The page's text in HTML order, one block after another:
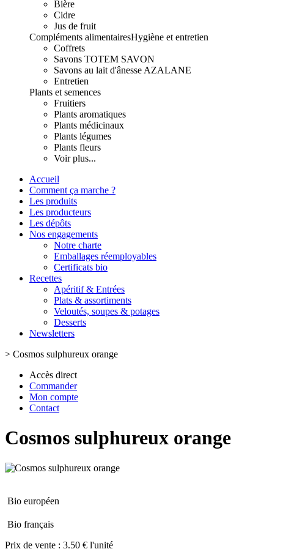
Bière
Cidre
Jus de fruit
Compléments alimentairesHygiène et entretien
Coffrets
Savons TOTEM SAVON
Savons au lait d'ânesse AZALANE
Entretien
Plants et semences
Fruitiers
Plants aromatiques
Plants médicinaux
Plants légumes
Plants fleurs
Voir plus...
Accueil
Comment ça marche ?
Les produits
Les producteurs
Les dépôts
Nos engagements
Notre charte
Emballages réemployables
Certificats bio
Recettes
Apéritif & Entrées
Plats & assortiments
Veloutés, soupes & potages
Desserts
Newsletters
> Cosmos sulphureux orange
Accès direct
Commander
Mon compte
Contact
Cosmos sulphureux orange
Bio européen
Bio français
Prix de vente : 3.50 € l'unité